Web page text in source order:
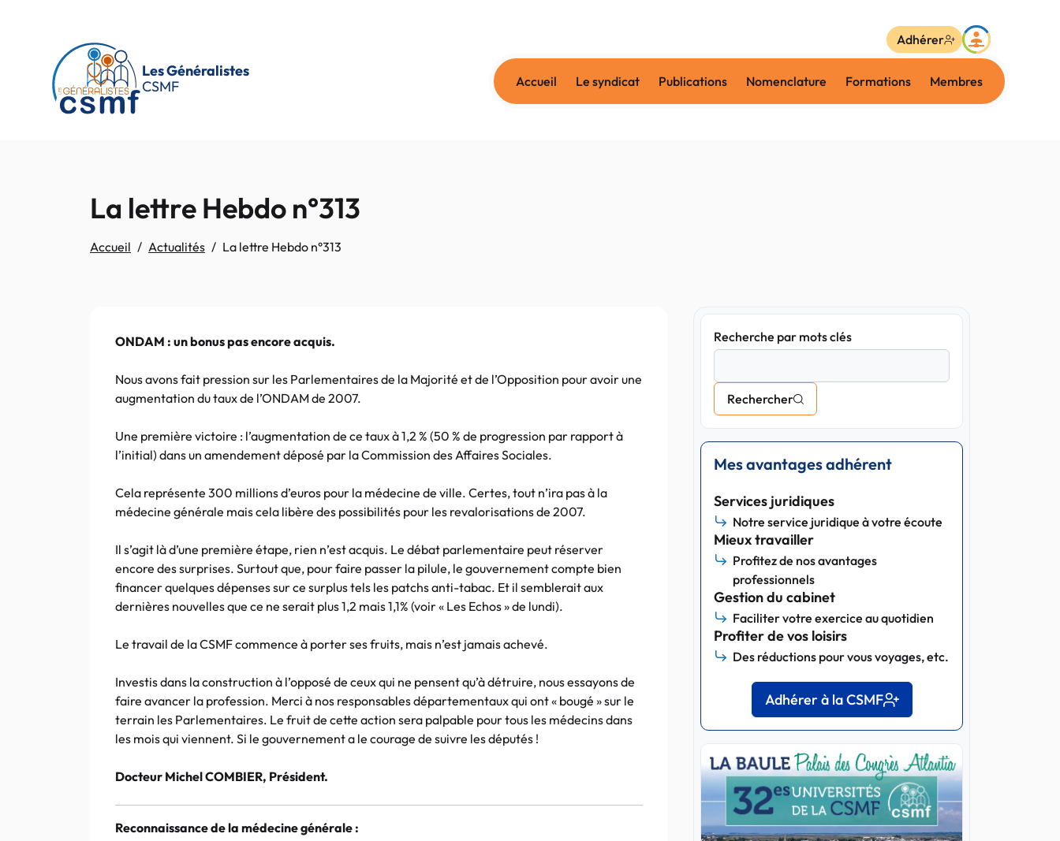
Les Généralistes
CSMF
Accueil Le syndicat Publications Nomenclature Formations Membres
Adhérer
La lettre Hebdo n°313
Accueil Actualités La lettre Hebdo n°313
ONDAM : un bonus pas encore acquis.
Nous avons fait pression sur les Parlementaires de la Majorité et de l’Opposition pour avoir une
augmentation du taux de l’ONDAM de 2007.
Une première victoire : l’augmentation de ce taux à 1,2 % (50 % de progression par rapport à
l’initial) dans un amendement déposé par la Commission des Affaires Sociales.
Cela représente 300 millions d’euros pour la médecine de ville. Certes, tout n’ira pas à la
médecine générale mais cela libère des possibilités pour les revalorisations de 2007.
Il s’agit là d’une première étape, rien n’est acquis. Le débat parlementaire peut réserver
encore des surprises. Surtout que, pour faire passer la pilule, le gouvernement compte bien
financer quelques dépenses sur ce surplus tels les patchs anti-tabac. Et il semblerait aux
dernières nouvelles que ce ne serait plus 1,2 mais 1,1% (voir « Les Echos » de lundi).
Le travail de la CSMF commence à porter ses fruits, mais n’est jamais achevé.
Investis dans la construction à l’opposé de ceux qui ne pensent qu’à détruire, nous essayons de
faire avancer la profession. Merci à nos responsables départementaux qui ont « bougé » sur le
terrain les Parlementaires. Le fruit de cette action sera palpable pour tous les médecins dans
les mois qui viennent. Si le gouvernement a le courage de suivre les députés !
Docteur Michel COMBIER, Président.
Reconnaissance de la médecine générale :
Recherche par mots clés
Rechercher
Mes avantages adhérent
Services juridiques
Notre service juridique à votre écoute
Mieux travailler
Profitez de nos avantages
professionnels
Gestion du cabinet
Faciliter votre exercice au quotidien
Profiter de vos loisirs
Des réductions pour vous voyages, etc.
Adhérer à la CSMF